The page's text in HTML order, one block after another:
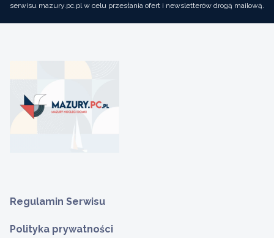
serwisu mazury.pc.pl w celu przesłania ofert i newsletterów drogą mailową.
Regulamin Serwisu
Polityka prywatności